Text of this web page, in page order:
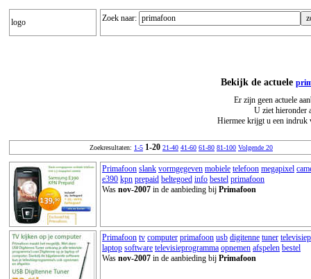
logo Zoek naar:
Bekijk de actuele
Er zijn geen actuele
U ziet hieronder
Hiermee krijgt u een indruk
Zoekresultaten: 1-5 1-20 21-40 41-60 61-80 81-100 Volgende 20
Primafoon slank vormgegeven mobiele telefoon megapixel
e390 kpn prepaid beltegoed info bestel primafoon
Was nov-2007 in de aanbieding bij Primafoon
Primafoon tv computer primafoon usb digitenne tuner
laptop software televisieprogramma opnemen afspelen bestel
Was nov-2007 in de aanbieding bij Primafoon